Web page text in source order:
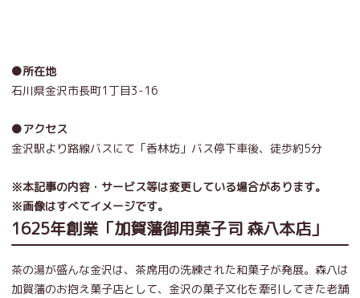
●所在地
石川県金沢市長町1丁目3-16
●アクセス
金沢駅より路線バスにて「香林坊」バス停下車後、徒歩約5分
※本記事の内容・サービス等は変更している場合があります。
※画像はすべてイメージです。
1625年創業「加賀藩御用菓子司 森八本店」
茶の湯が盛んな金沢は、茶席用の洗練された和菓子が発展。森八は
加賀藩のお抱え菓子店として、金沢の菓子文化を牽引してきた老舗